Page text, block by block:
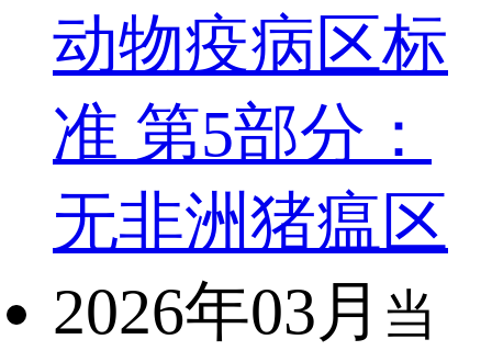
动物疫病区标
准 第5部分：
无非洲猪瘟区
2026年03月 当